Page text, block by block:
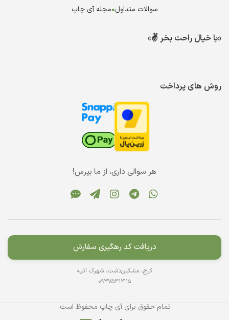
سوالات متداول•مجله آی چاپ
«با خیال راحت بخر ✌️»
روش های پرداخت
هر سوالی داری، از ما بپرس!
دریافت کد رهگیری سفارش
کرج، مشکین‌دشت، شهرک آتیه
09375412115
تمام حقوق برای آی چاپ محفوظ است.